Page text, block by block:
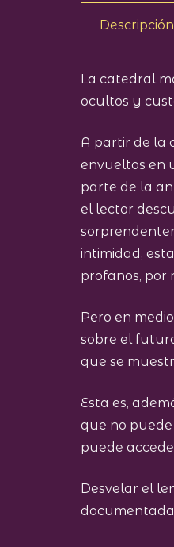
Descripción
La catedral
ocultos y
A partir de la
envueltos en
parte de la
el lector
intimidad,
profanos, por
Pero en
sobre el
que se
Esta es,
que no
puede
Desvelar el
documentada